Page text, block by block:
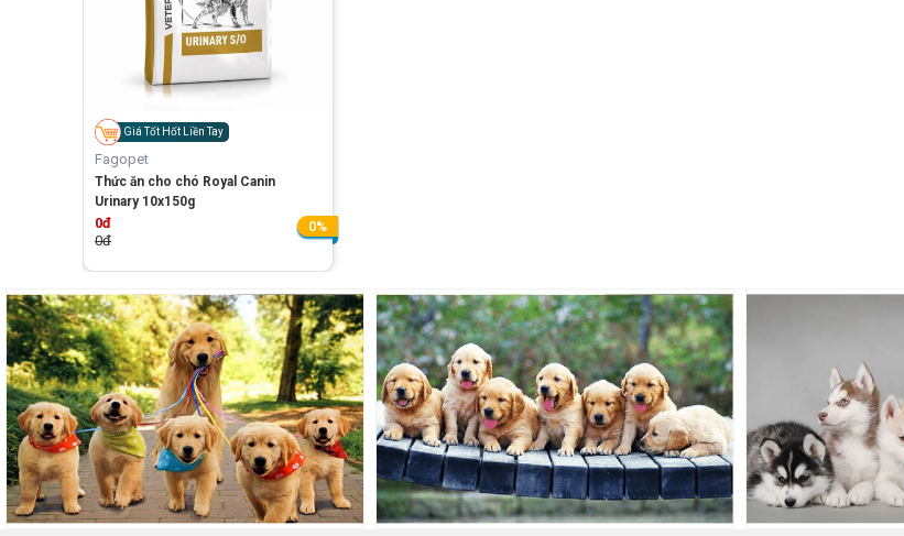
Giá Tốt Hốt Liền Tay
Fagopet
Thức ăn cho chó Royal Canin
Urinary 10x150g
0đ
0đ
0%